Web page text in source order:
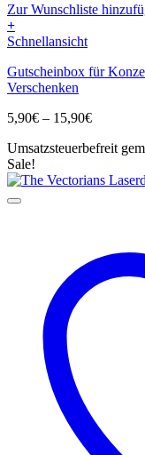
Zur Wunschliste
+
Dieses
weist
mehrere
auf.
Optionen
können
auf
der
Schnellansicht
Gutscheinbox für
Verschenken
5,90€ – 15,90€
bis
Umsatzsteuerbefreit
Sale!